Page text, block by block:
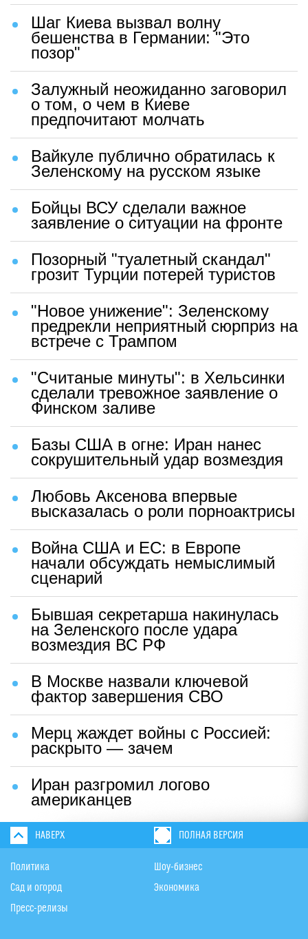
Шаг Киева вызвал волну
бешенства в Германии: "Это
позор"
Залужный неожиданно заговорил
о том, о чем в Киеве
предпочитают молчать
Вайкуле публично обратилась к
Зеленскому на русском языке
Бойцы ВСУ сделали важное
заявление о ситуации на фронте
Позорный "туалетный скандал"
грозит Турции потерей туристов
"Новое унижение": Зеленскому
предрекли неприятный сюрприз на
встрече с Трампом
"Считаные минуты": в Хельсинки
сделали тревожное заявление о
Финском заливе
Базы США в огне: Иран нанес
сокрушительный удар возмездия
Любовь Аксенова впервые
высказалась о роли порноактрисы
Война США и ЕС: в Европе
начали обсуждать немыслимый
сценарий
Бывшая секретарша накинулась
на Зеленского после удара
возмездия ВС РФ
В Москве назвали ключевой
фактор завершения СВО
Мерц жаждет войны с Россией:
раскрыто — зачем
Иран разгромил логово
американцев
НАВЕРХ ПОЛНАЯ ВЕРСИЯ
Политика
Сад и огород
Пресс-релизы
Шоу-бизнес
Экономика